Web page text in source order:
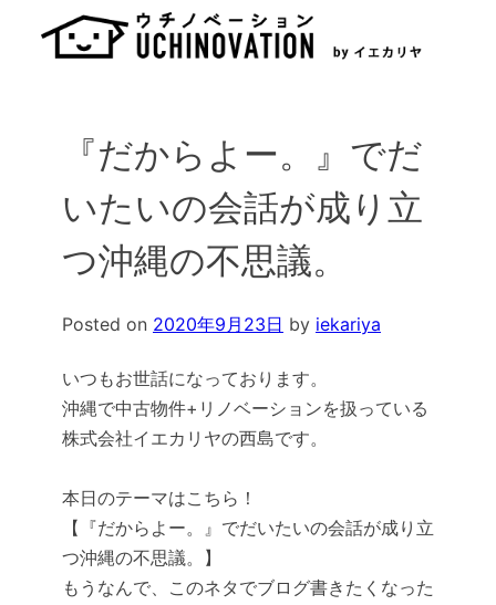
『だからよー。』でだ
いたいの会話が成り立
つ沖縄の不思議。
Posted on 2020年9月23日 by iekariya
いつもお世話になっております。
沖縄で中古物件+リノベーションを扱っている
株式会社イエカリヤの西島です。
本日のテーマはこちら！
【『だからよー。』でだいたいの会話が成り立
つ沖縄の不思議。】
もうなんで、このネタでブログ書きたくなった